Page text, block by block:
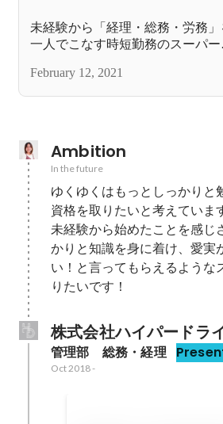
未経験から「経理・総務・労務」
一人でこなす時短勤務のスーパー
February 12, 2021
Ambition
In the future
ゆくゆくはもっとしっかりと
資格を取りたいと考えていま
未経験から始めたことを感じ
かりと知識を身に着け、愛実
い！と言ってもらえるような
りたいです！
株式会社ハイパードラ
管理部　総務・経理
Oct 2018-